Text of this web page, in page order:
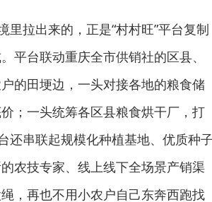
里拉出来的，正是“村村旺”平台复制
平台联动重庆全市供销社的区县、
的田埂边，一头对接各地的粮食储
；一头统筹各区县粮食烘干厂，打
还串联起规模化种植基地、优质种子
农技专家、线上线下全场景产销渠
，再也不用小农户自己东奔西跑找